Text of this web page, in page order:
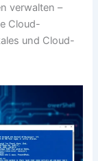
verwalten –
Cloud-
und Cloud-